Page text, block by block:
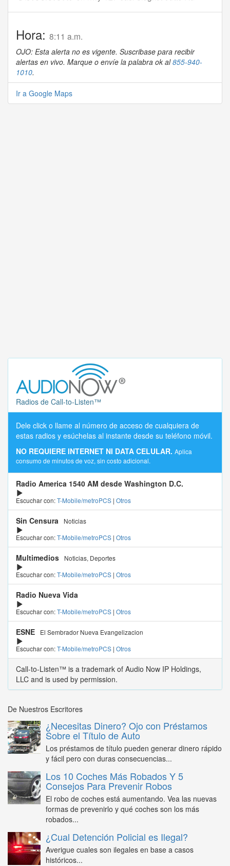
Hora: 8:11 a.m.
OJO: Esta alerta no es vigente. Suscribase para recibir
alertas en vivo. Marque o envíe la palabra ok al855-940-
1010.
Ir a Google Maps
Radios de Call-to-Listen™
Dele click o llame al número de acceso de cualquiera de
estas radios y esúchelas al instante desde su teléfono móvil.
NO REQUIERE INTERNET NI DATA CELULAR. Aplica
consumo de minutos de voz, sin costo adicional.
Radio America 1540 AM desde Washington D.C.
Escuchar con:T-Mobile/metroPCS | Otros
Sin Censura
Noticias
Escuchar con:T-Mobile/metroPCS | Otros
Multimedios
Noticias, Deportes
Escuchar con:T-Mobile/metroPCS | Otros
Radio Nueva Vida
Escuchar con:T-Mobile/metroPCS | Otros
ESNE
El Sembrador Nueva Evangelizacion
Escuchar con:T-Mobile/metroPCS | Otros
Call-to-Listen™ is a trademark of Audio Now IP Holdings,
LLC and is used by permission.
De Nuestros Escritores
¿Necesitas Dinero? Ojo con Préstamos
Sobre el Título de Auto
Los préstamos de título pueden generar dinero rápido
y fácil pero con duras consecuencias...
Los 10 Coches Más Robados Y 5
Consejos Para Prevenir Robos
El robo de coches está aumentando. Vea las nuevas
formas de prevenirlo y qué coches son los más
robados...
¿Cual Detención Policial es Ilegal?
Averigue cuales son ilegales en base a casos
históricos...